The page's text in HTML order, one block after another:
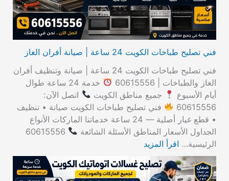
فني تصليح طباخات الكويت 24 ساعة | صيانة أفران الغاز
فني تصليح طباخات الكويت 24 ساعة | صيانة وتنظيف أفران
الغاز والطباخات | 60615556
خدمة 24 ساعة طوال
أيام الأسبوع
جميع مناطق الكويت
اتصل الآن:
60615556
فني تصليح طباخات الكويت صيانة • تنظيف
• قطع غيار أصلية — 24 ساعة خدماتنا الماركات الأنواع
الجداول الأسعار المناطق الأسئلة الشائعة
60615556
الرئيسية… اقرأ المزيد